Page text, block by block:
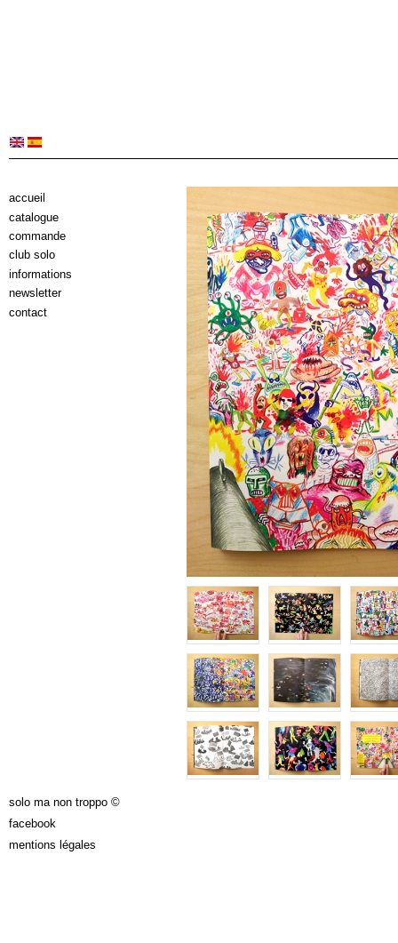
accueil
catalogue
commande
club solo
informations
newsletter
contact
solo ma non troppo ©
facebook
mentions légales